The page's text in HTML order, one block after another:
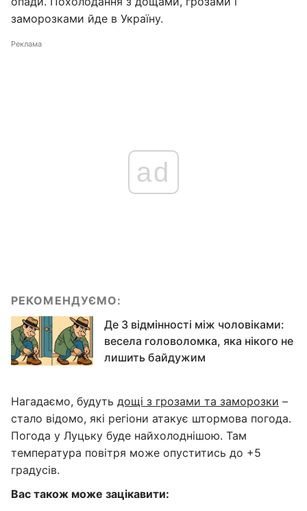
заморозками йде в Україну.
Реклама
ad
РЕКОМЕНДУЄМО:
Де 3 відмінності між чоловіками:
весела головоломка, яка нікого не
лишить байдужим
Нагадаємо, будуть дощі з грозами та заморозки –
стало відомо, які регіони атакує штормова погода.
Погода у Луцьку буде найхолоднішою. Там
температура повітря може опуститись до +5
градусів.
Вас також може зацікавити: